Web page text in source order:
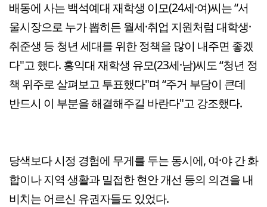
배동에 사는 백석예대 재학생 이모(24세·여)씨는 “서
울시장으로 누가 뽑히든 월세·취업 지원처럼 대학생·
취준생 등 청년 세대를 위한 정책을 많이 내주면 좋겠
다"고 했다. 홍익대 재학생 유모(23세·남)씨도 “청년 정
책 위주로 살펴보고 투표했다"며 “주거 부담이 큰데
반드시 이 부분을 해결해주길 바란다"고 강조했다.
당색보다 시정 경험에 무게를 두는 동시에, 여·야 간 화
합이나 지역 생활과 밀접한 현안 개선 등의 의견을 내
비치는 어르신 유권자들도 있었다.